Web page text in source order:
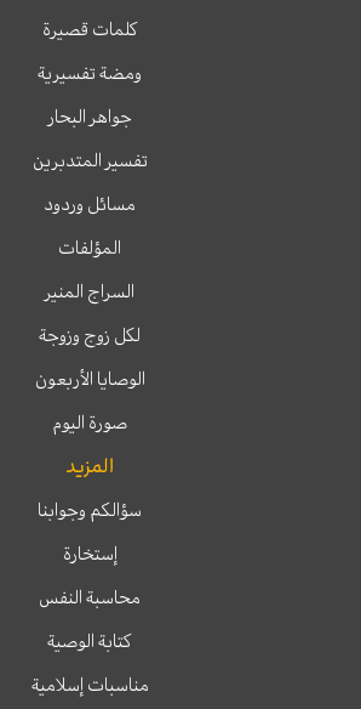
كلمات قصيرة
ومضة تفسيرية
جواهر البحار
تفسير المتدبرين
مسائل وردود
المؤلفات
السراج المنير
لكل زوج وزوجة
الوصايا الأربعون
صورة اليوم
المزيد
سؤالكم وجوابنا
إستخارة
محاسبة النفس
كتابة الوصية
مناسبات إسلامية